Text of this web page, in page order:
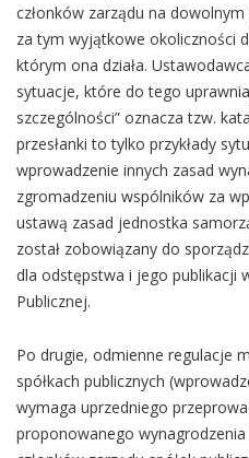
członków zarządu na
za tym wyjątkowe okoliczności
którym ona działa.
sytuacje, które do tego
szczególności” oznacza tzw.
przesłanki to tylko przykłady
wprowadzenie innych zasad
zgromadzeniu wspólników za
ustawą zasad jednostka
został zobowiązany do
dla odstępstwa i jego publikacji
Publicznej.
Po drugie, odmienne regulacje
spółkach publicznych
wymaga uprzedniego
proponowanego